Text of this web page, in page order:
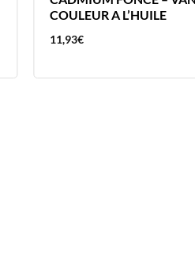
COULEUR A L’HUILE
11,93€